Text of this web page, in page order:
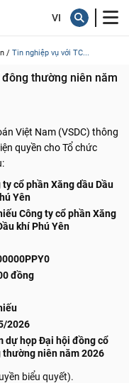
/ Tin nghiệp vụ với TC...
thường niên năm
Việt Nam (VSDC) thông
quyền cho Tổ chức
ty cổ phần Xăng dầu Dầu
Yên
Công ty cổ phần Xăng
khí Phú Yên
đồng
2026
dự họp Đại hội đồng cổ
thường niên năm 2026
biểu quyết).